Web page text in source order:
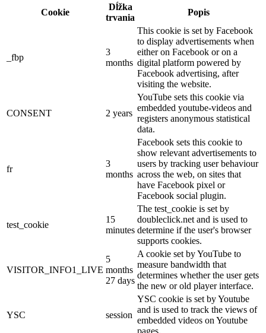
Cookie
Dĺžka
trvania
Popis
_fbp
3
months
This cookie is set by Facebook
to display advertisements when
either on Facebook or on a
digital platform powered by
Facebook advertising, after
visiting the website.
CONSENT 2 years
YouTube sets this cookie via
embedded youtube-videos and
registers anonymous statistical
data.
fr
3
months
Facebook sets this cookie to
show relevant advertisements to
users by tracking user behaviour
across the web, on sites that
have Facebook pixel or
Facebook social plugin.
test_cookie
15
minutes
The test_cookie is set by
doubleclick.net and is used to
determine if the user's browser
supports cookies.
VISITOR_INFO1_LIVE
5
months
27 days
A cookie set by YouTube to
measure bandwidth that
determines whether the user gets
the new or old player interface.
YSC session
YSC cookie is set by Youtube
and is used to track the views of
embedded videos on Youtube
pages.